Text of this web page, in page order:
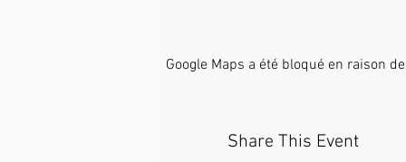
Google Maps a été bloqué en raison
Share This Event